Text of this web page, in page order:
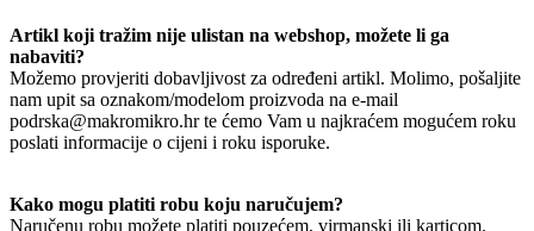
Artikl koji tražim nije ulistan na webshop, možete li ga
nabaviti?
Možemo provjeriti dobavljivost za određeni artikl. Molimo, pošaljite
nam upit sa oznakom/modelom proizvoda na e-mail
podrska@makromikro.hr te ćemo Vam u najkraćem mogućem roku
poslati informacije o cijeni i roku isporuke.
Kako mogu platiti robu koju naručujem?
Naručenu robu možete platiti pouzećem, virmanski ili karticom.